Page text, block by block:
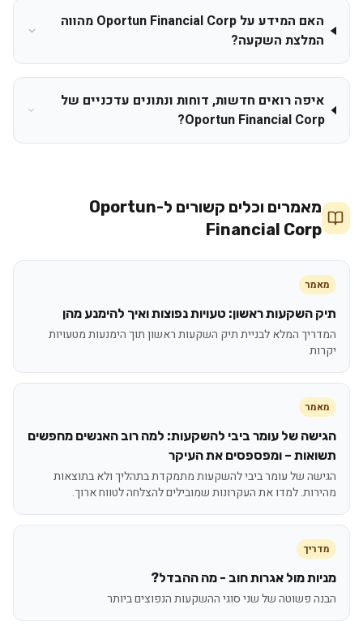
האם המידע על Oportun Financial Corp מהווה
המלצת השקעה?
איפה רואים חדשות, דוחות ונתונים עדכניים של
Oportun Financial Corp?
מאמרים וכלים קשורים ל-Oportun
Financial Corp
מאמר
תיק השקעות ראשון: טעויות נפוצות ואיך להימנע מהן
המדריך המלא לבניית תיק השקעות ראשון תוך הימנעות מטעויות
יקרות
מאמר
הגישה של עומר ביבי להשקעות: למה רוב האנשים מחפשים
תשואות – ומפספסים את העיקר
הגישה של עומר ביבי להשקעות מתמקדת בתהליך ולא בתוצאות
מהירות. למדו את העקרונות שמובילים להצלחה לטווח ארוך.
מדריך
מניות מול אגרות חוב - מה ההבדל?
הבנה פשוטה של שני סוגי ההשקעות הנפוצים ביותר